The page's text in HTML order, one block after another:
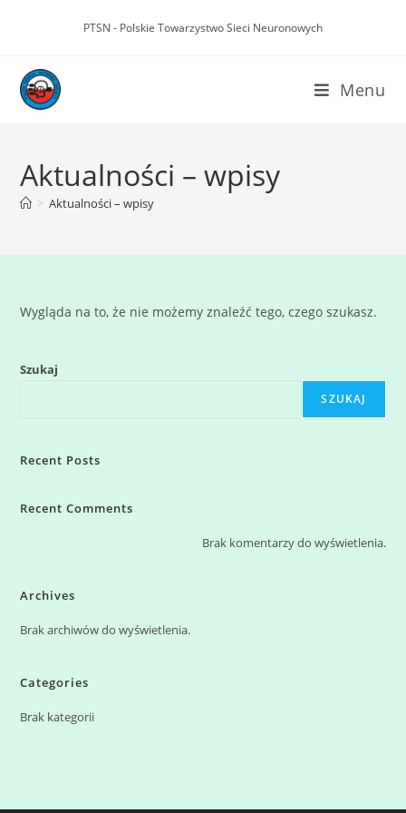
PTSN - Polskie Towarzystwo Sieci Neuronowych
Menu
Aktualności – wpisy
> Aktualności – wpisy
Wygląda na to, że nie możemy znaleźć tego, czego szukasz.
Szukaj
SZUKAJ
Recent Posts
Recent Comments
Brak komentarzy do wyświetlenia.
Archives
Brak archiwów do wyświetlenia.
Categories
Brak kategorii